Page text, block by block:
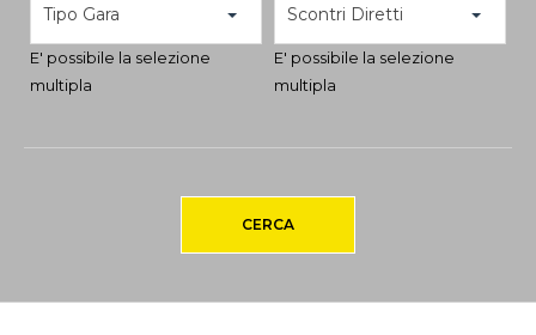
Tipo Gara
E' possibile la selezione
multipla
Scontri Diretti
E' possibile la selezione
multipla
CERCA